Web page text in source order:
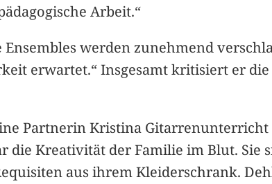
Arbeit.“
werden zunehmend
erwartet.“ Insgesamt kritisiert er
Partnerin Kristina
die Kreativität der Familie im Blut. Sie
aus ihrem Kleiderschrank.